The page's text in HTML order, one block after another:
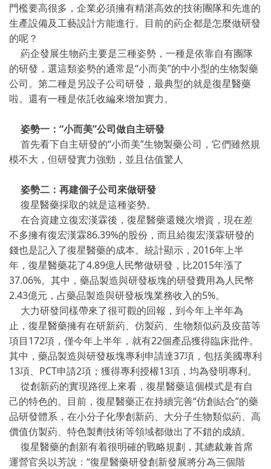
門檻要高很多，企業必須擁有精湛高效的技術團隊和先進的
生產設備及工藝設計方能進行。目前的葯企都是怎麼做研發
的呢？
葯企發展生物葯主要是三種姿勢，一種是依靠自有團隊
的研發，選這類姿勢的通常是“小而美”的中小型的生物製藥
公司。第二種是另設子公司研發，最典型的就是復星醫藥
啦。還有一種是依託收編來增加實力。
姿勢一：“小而美”公司做自主研發
首先看下自主研發的“小而美”生物製藥公司，它們雖然規
模不大，但研發實力強勁，並且估值驚人
姿勢二：再建個子公司來做研發
復星醫藥採取的就是這種姿勢。
在合資建立復宏漢霖後，復星醫藥還幾次增資，現在差
不多擁有復宏漢霖86.39%的股份，而且給復宏漢霖研發的
錢也是記入了復星醫藥的成本。統計顯示，2016年上半
年，復星醫藥花了4.89億人民幣做研發，比2015年漲了
37.06%。其中，藥品製造與研發板塊的研發費用為人民幣
2.43億元，占藥品製造與研發板塊業務收入的5%。
大力研發同樣帶來了很可觀的回報，到今年上半年為
止，復星醫藥擁有在研新葯、仿製葯、生物類似葯及疫苗等
項目172項，僅今年上半年，就有22個產品獲得臨床批件。
其中，藥品製造與研發板塊專利申請達37項，包括美國專利
13項、PCT申請2項；獲得專利授權13項，均為發明專利。
從創新葯的實現路徑上來看，復星醫藥這個模式是有自
己的特色的。目前，復星醫藥正在持續完善“仿創結合”的藥
品研發體系，在小分子化學創新葯、大分子生物類似葯、高
價值仿製葯、特色製劑技術等領域都做出了不錯的成績。
復星醫藥的創新有着很明確的戰略規劃，其總裁兼首席
運營官吳以芳說：“復星醫藥研發創新發展將分為三個階